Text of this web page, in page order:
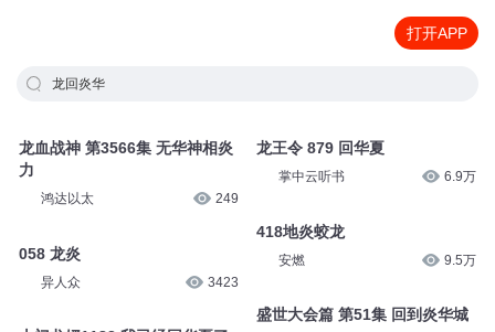
打开APP
龙回炎华
龙血战神 第3566集 无华神相炎
力
鸿达以太 249
058 龙炎
异人众 3423
龙王令 879 回华夏
掌中云听书 6.9万
418地炎蛟龙
安燃 9.5万
盛世大会篇 第51集 回到炎华城